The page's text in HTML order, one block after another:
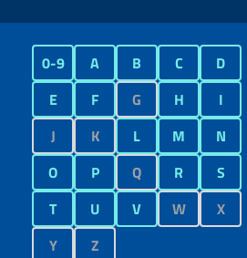
0-9 A B C
D
E
F G H
I
J
K L M
N
O
P Q R
S
T
U V W
X
Y
Z